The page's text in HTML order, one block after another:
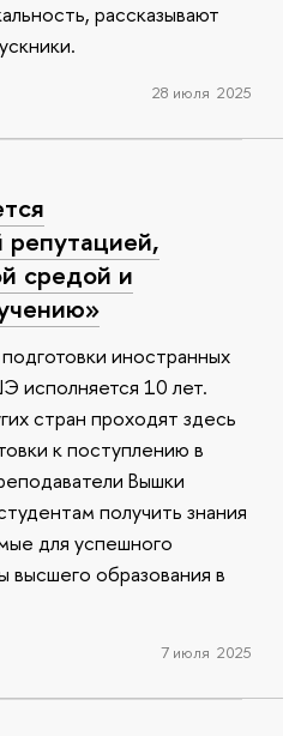
рассказывают
28 июля 2025
репутацией,
средой и
иностранных
исполняется 10 лет.
стран проходят здесь
к поступлению в
Вышки
получить знания
для успешного
высшего образования в
7 июля 2025